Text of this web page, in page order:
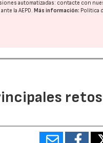
automatizadas: contacte con
ante laAEPD.Más información: Política